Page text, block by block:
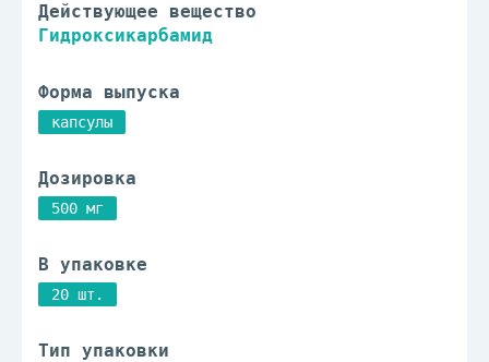
Действующее вещество
Гидроксикарбамид
Форма выпуска
капсулы
Дозировка
500 мг
В упаковке
20 шт.
Тип упаковки